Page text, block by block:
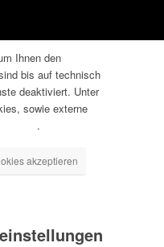
Ihnen den
bis auf technisch
deaktiviert. Unter
sowie externe
.
akzeptieren